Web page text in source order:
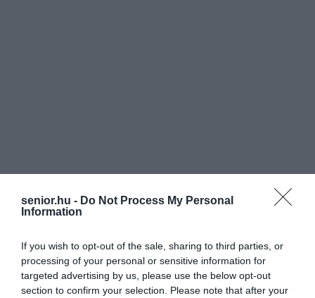
senior.hu - Do Not Process My Personal
Information
If you wish to opt-out of the sale, sharing to third parties, or
processing of your personal or sensitive information for
targeted advertising by us, please use the below opt-out
section to confirm your selection. Please note that after your